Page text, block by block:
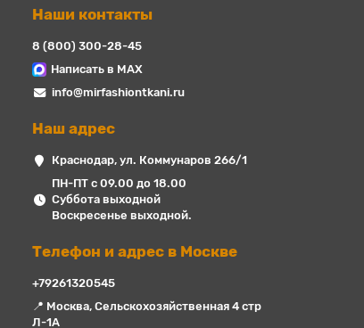
Наши контакты
8 (800) 300-28-45
Написать в MAX
info@mirfashiontkani.ru
Наш адрес
Краснодар, ул. Коммунаров 266/1
ПН-ПТ с 09.00 до 18.00
Суббота выходной
Воскресенье выходной.
Телефон и адрес в Москве
+79261320545
📍 Москва, Сельскохозяйственная 4 стр
Л-1А